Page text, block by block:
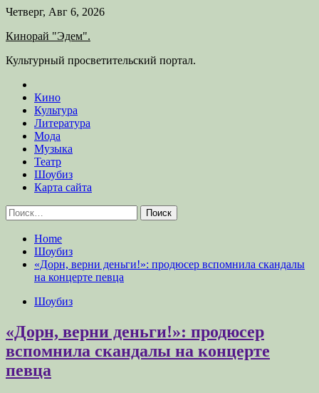
Skip
content
Четверг, Авг 6, 2026
Кинорай "Эдем".
Культурный просветительский портал.
Кино
Культура
Литература
Мода
Музыка
Театр
Шоубиз
Карта сайта
Найти:
Home
Шоубиз
«Дорн, верни деньги!»: продюсер вспомнила скандалы
на концерте певца
Шоубиз
«Дорн, верни деньги!»: продюсер
вспомнила скандалы на концерте
певца